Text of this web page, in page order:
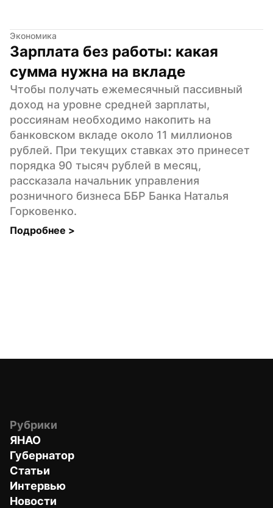
Экономика
Зарплата без работы: какая
сумма нужна на вкладе
Чтобы получать ежемесячный пассивный
доход на уровне средней зарплаты,
россиянам необходимо накопить на
банковском вкладе около 11 миллионов
рублей. При текущих ставках это принесет
порядка 90 тысяч рублей в месяц,
рассказала начальник управления
розничного бизнеса ББР Банка Наталья
Горковенко.
Подробнее >
Рубрики
ЯНАО
Губернатор
Статьи
Интервью
Новости